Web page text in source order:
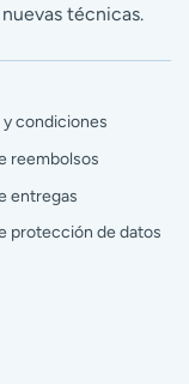
técnicas.
y condiciones
reembolsos
entregas
protección de datos